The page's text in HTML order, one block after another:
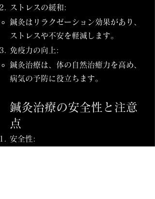
ストレスの緩和:
鍼灸はリラクゼーション効果があり、
ストレスや不安を軽減します。
免疫力の向上:
鍼灸治療は、体の自然治癒力を高め、
病気の予防に役立ちます。
鍼灸治療の安全性と注意
点
安全性: